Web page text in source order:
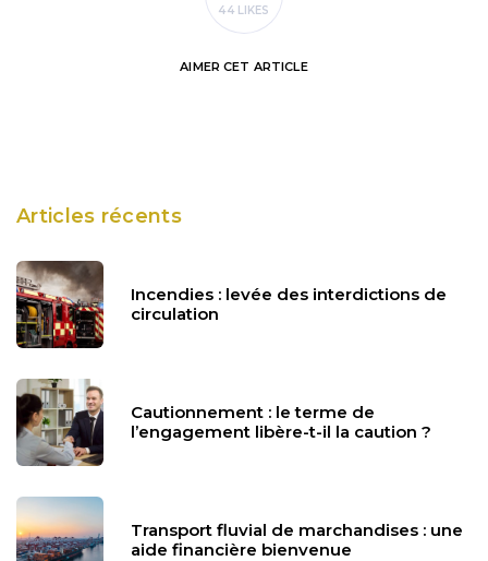
44 LIKES
AIMER CET ARTICLE
Articles récents
Incendies : levée des interdictions de
circulation
Cautionnement : le terme de
l’engagement libère-t-il la caution ?
Transport fluvial de marchandises : une
aide financière bienvenue